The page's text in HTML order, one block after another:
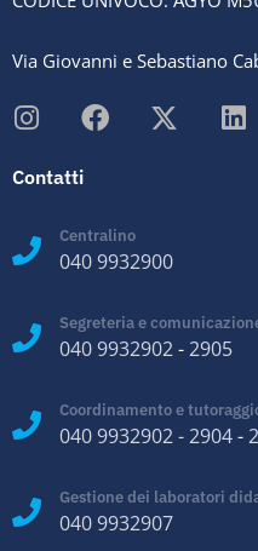
Via Giovanni e Sebastiano
Contatti
Centralino
040 9932900
Segreteria e
040 9932902-2905
Coordinamento e
040 9932902-2904-
Gestione dei laboratori
040 9932907